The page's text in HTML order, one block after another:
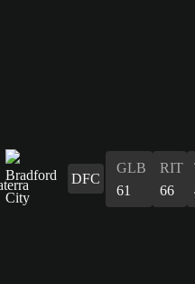
DFC
GLB
61
RIT
66